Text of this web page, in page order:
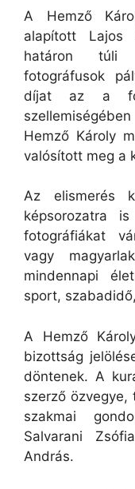
A Hemző
alapított
határon túli
fotográfusok
díjat az a
Hemző Károly
valósított meg a
Az elismerés
képsorozatra
fotográfiákat
vagy
mindennapi
sport,
A Hemző
bizottság
döntenek. A
szerző özvegye,
szakmai
Salvarani
András.